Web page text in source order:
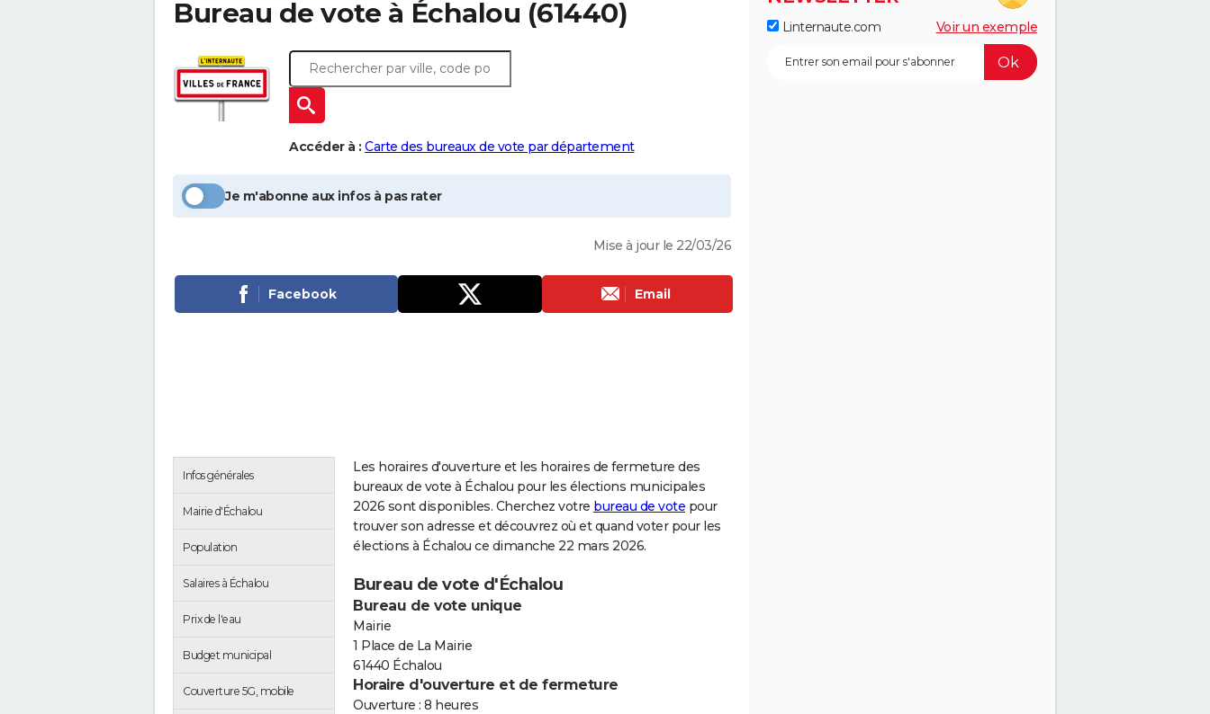
Bureau de vote à Échalou (61440)
Accéder à : Carte des bureaux de vote par département
Je m'abonne aux infos à pas rater
Mise à jour le 22/03/26
Facebook Email
Infos générales
Mairie d'Échalou
Population
Salaires à Échalou
Prix de l'eau
Budget municipal
Couverture 5G, mobile
Les horaires d'ouverture et les horaires de fermeture des
bureaux de vote à Échalou pour les élections municipales
2026 sont disponibles. Cherchez votre bureau de vote pour
trouver son adresse et découvrez où et quand voter pour les
élections à Échalou ce dimanche 22 mars 2026.
Bureau de vote d'Échalou
Bureau de vote unique
Mairie
1 Place de La Mairie
61440 Échalou
Horaire d'ouverture et de fermeture
Ouverture : 8 heures
Linternaute.com Voir un exemple